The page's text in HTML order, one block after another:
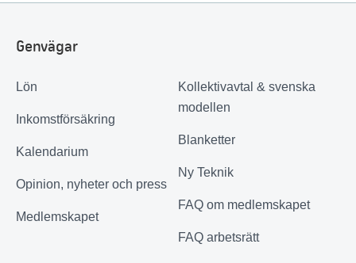
Genvägar
Lön
Inkomstförsäkring
Kalendarium
Opinion, nyheter och press
Medlemskapet
Kollektivavtal & svenska
modellen
Blanketter
Ny Teknik
FAQ om medlemskapet
FAQ arbetsrätt